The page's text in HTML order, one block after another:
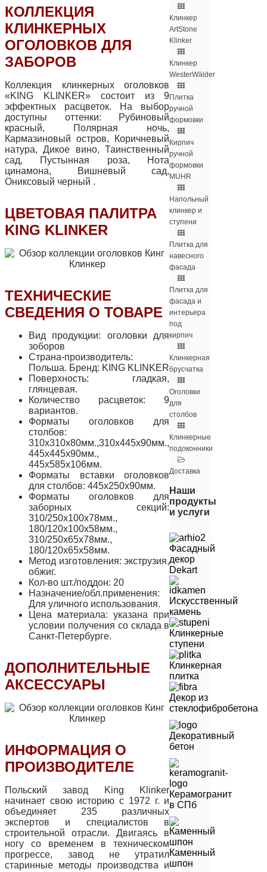
Клинкер
ArtStone
Klinker
Клинкер
WesterWälder
Плитка
ручной
формовки
Кирпич
ручной
формовки
MUHR
Напольный
клинкер и
ступени
Плитка для
навесного
фасада
Плитка для
фасада и
интерьера
под
кирпич
Клинкерная
брусчатка
Оголовки
для
столбов
Клинкерные
подоконники
Доставка
Наши
продукты
и услуги
Фасадный
декор
Dekart
Искусственный
камень
Клинкерные
ступени
Клинкерная
плитка
Декор из
стеклофибробетона
Декоративный
бетон
Керамогранит
в СПб
Каменный
шпон
КОЛЛЕКЦИЯ
КЛИНКЕРНЫХ
ОГОЛОВКОВ ДЛЯ
ЗАБОРОВ
Коллекция клинкерных оголовков
«KING KLINKER» состоит из 9
эффектных расцветок. На выбор
доступны оттенки: Рубиновый
красный, Полярная ночь,
Кармазиновый остров, Коричневый
натура, Дикое вино, Таинственный
сад, Пустынная роза, Нота
цинамона, Bишнeвый сад,
Oникcoвый чepный .
ЦВЕТОВАЯ ПАЛИТРА
KING KLINKER
ТЕХНИЧЕСКИЕ
СВЕДЕНИЯ О ТОВАРЕ
Вид продукции: оголовки для
зоборов
Страна-производитель:
Польша. Бренд: KING KLINKER
Поверхность: гладкая,
глянцевая.
Количество расцветок: 9
вариантов.
Форматы оголовков для
столбов:
310x310x80мм.,310x445x90мм.,
445x445x90мм.,
445x585x106мм.
Форматы вставки оголовков
для столбов: 445x250x90мм.
Форматы оголовков для
заборных секций:
310/250x100x78мм.,
180/120x100x58мм.,
310/250x65x78мм.,
180/120x65x58мм.
Метод изготовления: экструзия,
обжиг.
Кол-во шт./поддон: 20
Назначение/обл.применения:
Для уличного использования.
Цена материала: указана при
условии получения со склада в
Санкт-Петербурге.
ДОПОЛНИТЕЛЬНЫЕ
АКСЕССУАРЫ
ИНФОРМАЦИЯ О
ПРОИЗВОДИТЕЛЕ
Польский завод King Klinker
начинает свою историю с 1972 г. и
объединяет 235 различных
экспертов и специалистов в
строительной отрасли. Двигаясь в
ногу со временем в техническом
прогрессе, завод не утратил
старинные методы производства и